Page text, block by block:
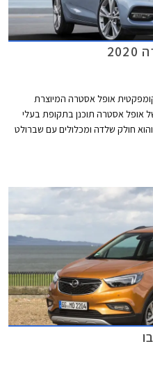
אופל אסטרה המיוצרת
אופל אסטרה תוכנן בתקופת בעלי
חולק שלדה ומכלולים עם שברולט